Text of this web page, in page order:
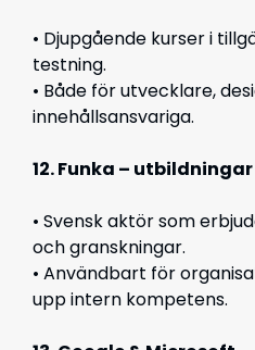
• Djupgående kurser i
testning.
• Både för utvecklare,
innehållsansvariga.
12. Funka –
• Svensk aktör som
och granskningar.
• Användbart för
upp intern kompetens.